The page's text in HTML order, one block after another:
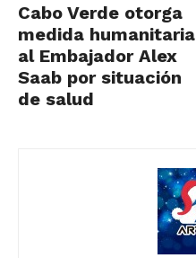
Cabo Verde otorga
medida humanitaria
al Embajador Alex
Saab por situación
de salud